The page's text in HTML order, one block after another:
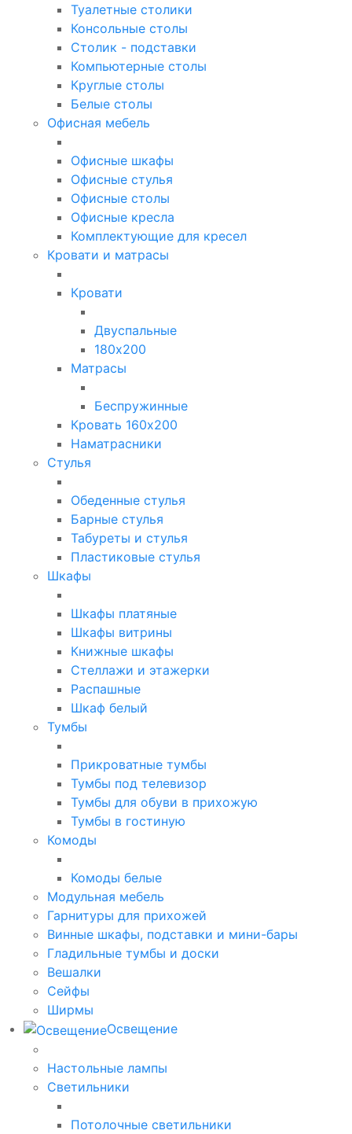
Туалетные столики
Консольные столы
Столик - подставки
Компьютерные столы
Круглые столы
Белые столы
Офисная мебель
Офисные шкафы
Офисные стулья
Офисные столы
Офисные кресла
Комплектующие для кресел
Кровати и матрасы
Кровати
Двуспальные
180х200
Матрасы
Беспружинные
Кровать 160х200
Наматрасники
Стулья
Обеденные стулья
Барные стулья
Табуреты и стулья
Пластиковые стулья
Шкафы
Шкафы платяные
Шкафы витрины
Книжные шкафы
Стеллажи и этажерки
Распашные
Шкаф белый
Тумбы
Прикроватные тумбы
Тумбы под телевизор
Тумбы для обуви в прихожую
Тумбы в гостиную
Комоды
Комоды белые
Модульная мебель
Гарнитуры для прихожей
Винные шкафы, подставки и мини-бары
Гладильные тумбы и доски
Вешалки
Сейфы
Ширмы
Освещение
Настольные лампы
Светильники
Потолочные светильники